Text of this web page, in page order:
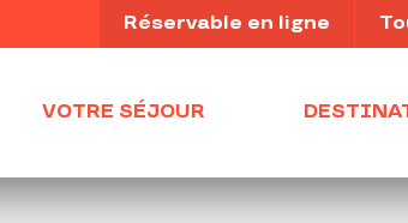
Réservable en ligne
VOTRE SÉJOUR